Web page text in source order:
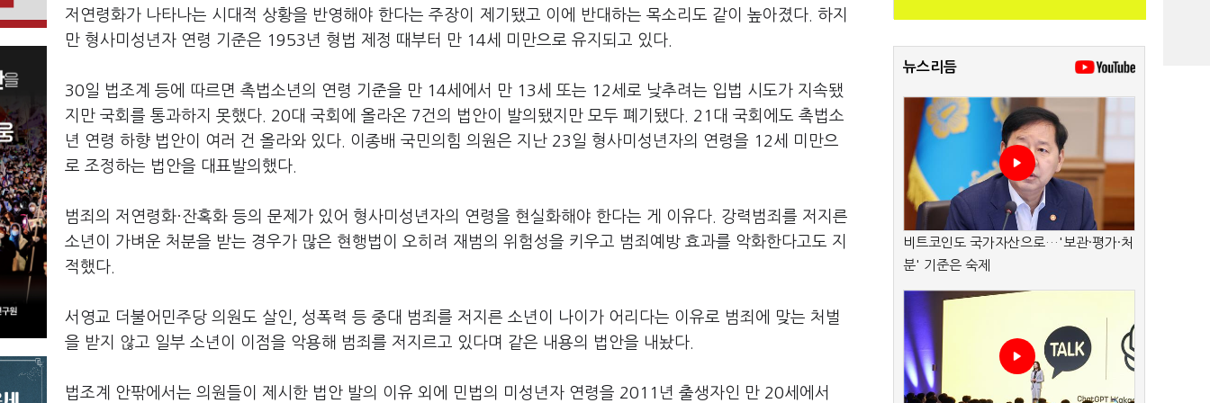
저연령화가 나타나는 시대적 상황을 반영해야 한다는 주장이 제기됐고 이에 반대하는 목소리도 같이 높아졌다. 하지
만 형사미성년자 연령 기준은 1953년 형법 제정 때부터 만 14세 미만으로 유지되고 있다.
30일 법조계 등에 따르면 촉법소년의 연령 기준을 만 14세에서 만 13세 또는 12세로 낮추려는 입법 시도가 지속됐
지만 국회를 통과하지 못했다. 20대 국회에 올라온 7건의 법안이 발의됐지만 모두 폐기됐다. 21대 국회에도 촉법소
년 연령 하향 법안이 여러 건 올라와 있다. 이종배 국민의힘 의원은 지난 23일 형사미성년자의 연령을 12세 미만으
로 조정하는 법안을 대표발의했다.
범죄의 저연령화·잔혹화 등의 문제가 있어 형사미성년자의 연령을 현실화해야 한다는 게 이유다. 강력범죄를 저지른
소년이 가벼운 처분을 받는 경우가 많은 현행법이 오히려 재범의 위험성을 키우고 범죄예방 효과를 악화한다고도 지
적했다.
서영교 더불어민주당 의원도 살인, 성폭력 등 중대 범죄를 저지른 소년이 나이가 어리다는 이유로 범죄에 맞는 처벌
을 받지 않고 일부 소년이 이점을 악용해 범죄를 저지르고 있다며 같은 내용의 법안을 내놨다.
법조계 안팎에서는 의원들이 제시한 법안 발의 이유 외에 민법의 미성년자 연령을 2011년 출생자인 만 20세에서
뉴스리듬
비트코인도 국가자산으로…'보관·평가·처
분' 기준은 숙제